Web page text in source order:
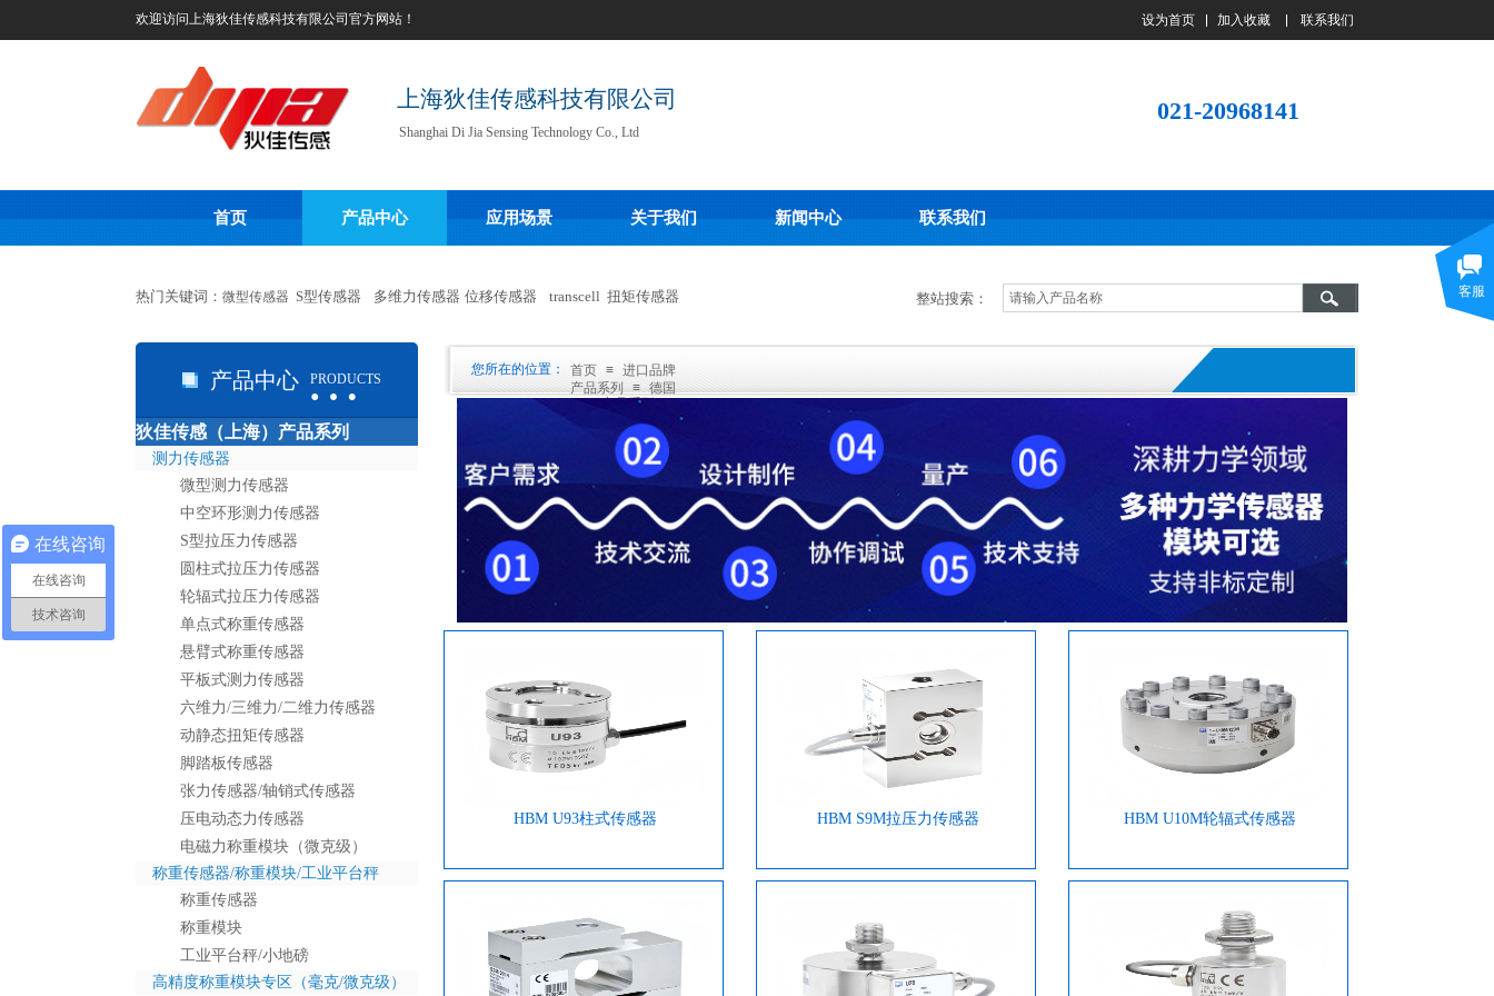
欢迎访问上海狄佳传感科技有限公司 官方网站！ 设为首页 加入收藏 联系我们
上海狄佳传感科技有限公司 021-20968141
Shanghai Di Jia Sensing Technology Co., Ltd
首页 产品中心 应用场景 关于我们 新闻中心 联系我们
热门关键词： 微型传感器 S型传感器 多维力传感器 位移传感器 transcell 扭矩传感器 整站搜索：
…
…
您所在的位置： 首页 ≡ 进口品牌
产品系列
≡ 德国
HBM产品系列
产品中心 PRODUCTS
狄佳传感（上海）产品系列
测力传感器
微型测力传感器
中空环形测力传感器
S型拉压力传感器
圆柱式拉压力传感器
轮辐式拉压力传感器
单点式称重传感器
悬臂式称重传感器
平板式测力传感器
六维力/三维力/二维力传感器
动静态扭矩传感器
脚踏板传感器
张力传感器/轴销式传感器
压电动态力传感器
电磁力称重模块（微克级）
称重传感器/称重模块/工业平台秤
称重传感器
称重模块
工业平台秤/小地磅
高精度称重模块专区（毫克/微克级）
诚信经营的一贯宗旨！知客户之所需，
供客户之所求，急客户之所想！同样的
产品我们的质量更优，同样的质量我们
的价格更低，同样的价格我们的服务更
HBM U93柱式传感器 HBM S9M拉压力传感器 HBM U10M轮辐式传感器
客服
在线咨询
在线咨询
技术咨询